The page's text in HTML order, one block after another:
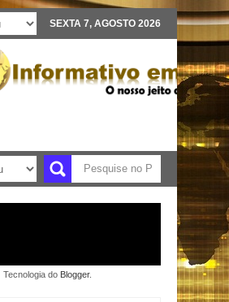
SEXTA 7, AGOSTO 2026
Tecnologia do Blogger.